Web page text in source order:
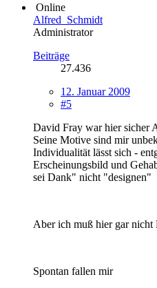
Online
Alfred_Schmidt
Administrator
Beiträge
27.436
12. Januar 2009
#5
David Fray war hier sicher
Seine Motive sind mir
Individualität lässt sich -
Erscheinungsbild und
sei Dank" nicht "designen"
Aber ich muß hier gar nicht
Spontan fallen mir